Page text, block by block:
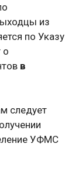
из
по Указу
о
в
следует
УФМС